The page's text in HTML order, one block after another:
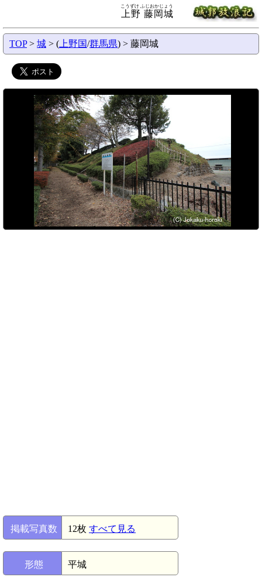
上野 藤岡城
こうずけ ふじおかじょう
TOP> 城 > ( 上野国/群馬県) > 藤岡城
掲載写真数 12枚 すべて見る
形態 平城